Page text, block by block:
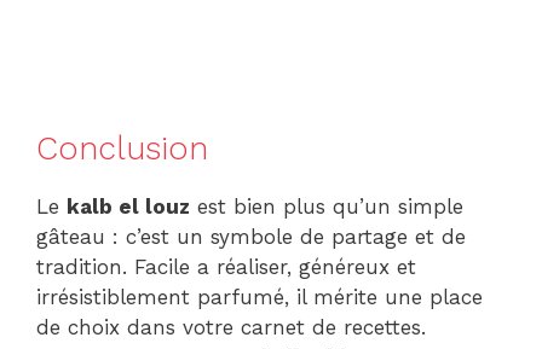
Conclusion
Le kalb el louz est bien plus qu’un simple
gâteau : c’est un symbole de partage et de
tradition. Facile a réaliser, généreux et
irrésistiblement parfumé, il mérite une place
de choix dans votre carnet de recettes.